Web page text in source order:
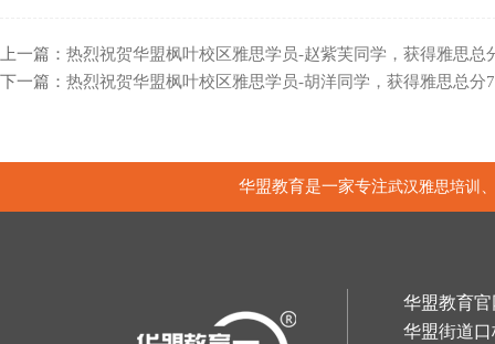
上一篇： 热烈祝贺华盟枫叶校区雅思学员-赵紫芙同学，获得雅思总
下一篇： 热烈祝贺华盟枫叶校区雅思学员-胡洋同学，获得雅思总分
华盟教育是一家专注武汉雅思培训
华盟教育官
华盟街道